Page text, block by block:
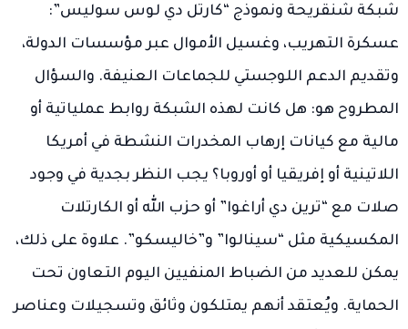
شبكة شنقريحة ونموذج “كارتل دي لوس سوليس”:
عسكرة التهريب، وغسيل الأموال عبر مؤسسات الدولة،
وتقديم الدعم اللوجستي للجماعات العنيفة. والسؤال
المطروح هو: هل كانت لهذه الشبكة روابط عملياتية أو
مالية مع كيانات إرهاب المخدرات النشطة في أمريكا
اللاتينية أو إفريقيا أو أوروبا؟ يجب النظر بجدية في وجود
صلات مع “ترين دي أراغوا” أو حزب الله أو الكارتلات
المكسيكية مثل “سينالوا” و”خاليسكو”. علاوة على ذلك،
يمكن للعديد من الضباط المنفيين اليوم التعاون تحت
الحماية. ويُعتقد أنهم يمتلكون وثائق وتسجيلات وعناصر